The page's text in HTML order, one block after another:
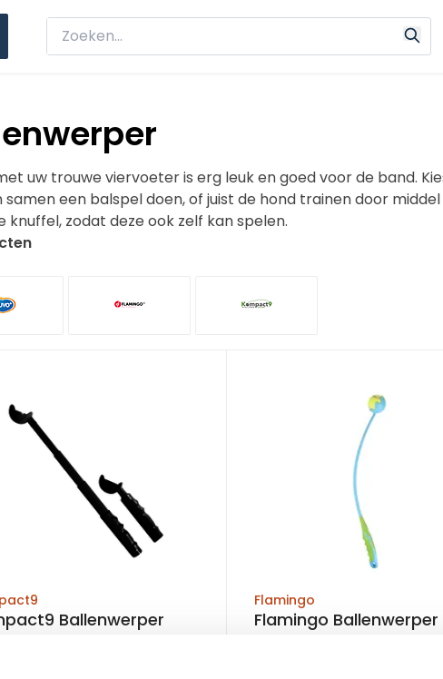
uw trouwe viervoeter is erg leuk en goed voor de band.
samen een balspel doen, of juist de hond trainen door
knuffel, zodat deze ook zelf kan spelen.
Ballenwerper
Flamingo
Flamingo Ballenwerper